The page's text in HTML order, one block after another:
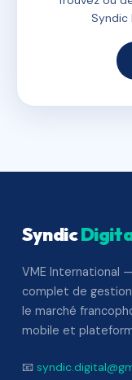
Syndic
Syndic
VME International
complet de
le marché
mobile et
📧